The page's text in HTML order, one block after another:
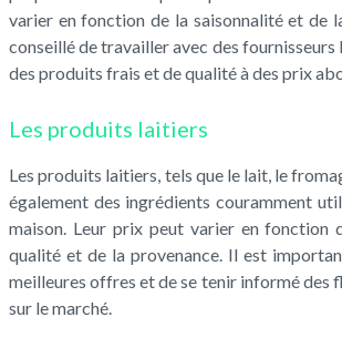
varier en fonction de la saisonnalité et de
conseillé de travailler avec des
des produits frais et de qualité à des prix
Les produits laitiers
Les produits laitiers, tels que le lait, le
également des ingrédients couramment
maison. Leur prix peut varier en fonction
qualité et de la provenance. Il est
meilleures offres et de se tenir informé des
sur le marché.